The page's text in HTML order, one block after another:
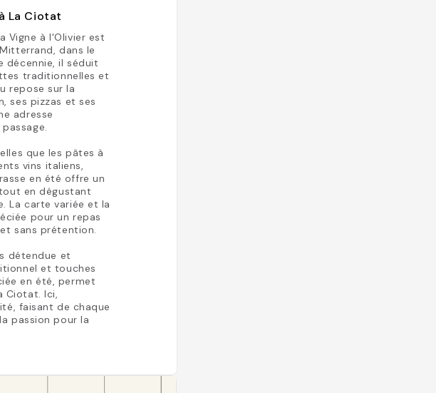
La Ciotat
Vigne à l'Olivier est
dans le
décennie, il séduit
traditionnelles et
repose sur la
ses pizzas et ses
adresse
que les pâtes à
vins italiens,
en été offre un
en dégustant
La carte variée et la
pour un repas
sans prétention.
détendue et
et touches
en été, permet
Ciotat. Ici,
faisant de chaque
passion pour la